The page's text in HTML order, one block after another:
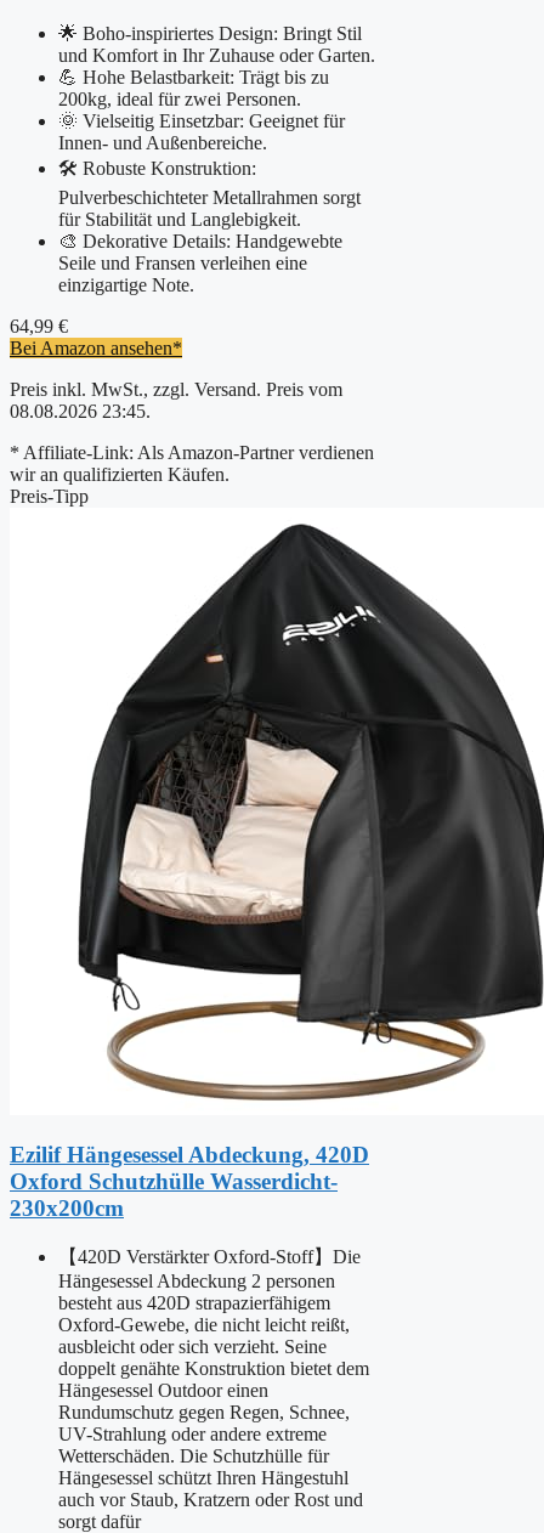
🌟 Boho-inspiriertes Design: Bringt Stil
und Komfort in Ihr Zuhause oder Garten.
💪 Hohe Belastbarkeit: Trägt bis zu
200kg, ideal für zwei Personen.
🌞 Vielseitig Einsetzbar: Geeignet für
Innen- und Außenbereiche.
🛠️ Robuste Konstruktion:
Pulverbeschichteter Metallrahmen sorgt
für Stabilität und Langlebigkeit.
🎨 Dekorative Details: Handgewebte
Seile und Fransen verleihen eine
einzigartige Note.
64,99 €
Bei Amazon ansehen*
Preis inkl. MwSt., zzgl. Versand. Preis vom
08.08.2026 23:45.
* Affiliate-Link: Als Amazon-Partner verdienen
wir an qualifizierten Käufen.
Preis-Tipp
Ezilif Hängesessel Abdeckung, 420D
Oxford Schutzhülle Wasserdicht-
230x200cm
【420D Verstärkter Oxford-Stoff】Die
Hängesessel Abdeckung 2 personen
besteht aus 420D strapazierfähigem
Oxford-Gewebe, die nicht leicht reißt,
ausbleicht oder sich verzieht. Seine
doppelt genähte Konstruktion bietet dem
Hängesessel Outdoor einen
Rundumschutz gegen Regen, Schnee,
UV-Strahlung oder andere extreme
Wetterschäden. Die Schutzhülle für
Hängesessel schützt Ihren Hängestuhl
auch vor Staub, Kratzern oder Rost und
sorgt dafür